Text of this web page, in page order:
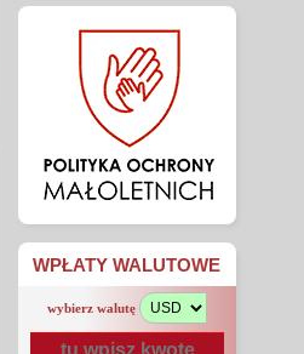
WPŁATY WALUTOWE
wybierz walutę